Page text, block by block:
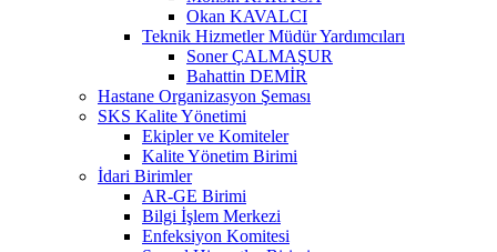
Okan KAVALCI
Teknik Hizmetler Müdür Yardımcıları
Soner ÇALMAŞUR
Bahattin DEMİR
Hastane Organizasyon Şeması
SKS Kalite Yönetimi
Ekipler ve Komiteler
Kalite Yönetim Birimi
İdari Birimler
AR-GE Birimi
Bilgi İşlem Merkezi
Enfeksiyon Komitesi